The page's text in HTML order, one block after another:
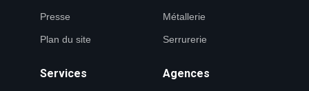
Presse
Plan du site
Métallerie
Serrurerie
Services Agences